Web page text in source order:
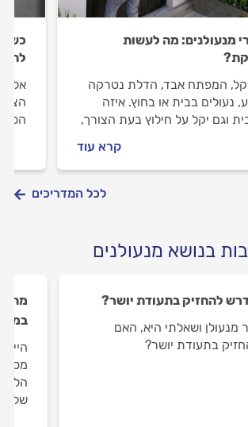
מנעולנים: מה לעשות
המפתח אבד, הדלת נטרקה
נעולים בבית או בחוץ. איזה
וגם יקל על חילוץ בעת הצורך,
נעול בתוך רכב? מנעולנים
קרא עוד
אל
לכל המדריכים
בנושא מנעולנים
להחזיק בתעודת יושר?
מנעולן ושאלתי היא, האם
בתעודת יושר?
מה
היי,
שלי